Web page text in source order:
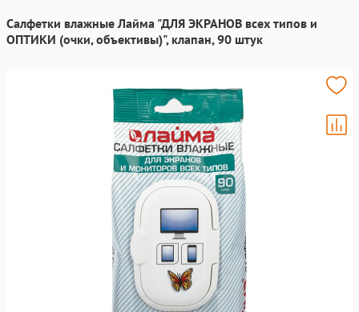
Салфетки влажные Лайма "ДЛЯ ЭКРАНОВ всех типов и
ОПТИКИ (очки, объективы)", клапан, 90 штук